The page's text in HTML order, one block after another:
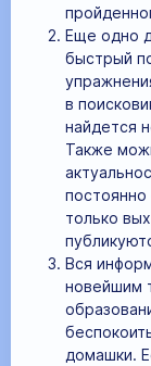
Еще одно
быстрый
в
найдется
Также
только
Вся
новейшим
домашки.